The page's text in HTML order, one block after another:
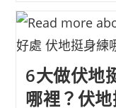
6大做伏地
哪裡？伏